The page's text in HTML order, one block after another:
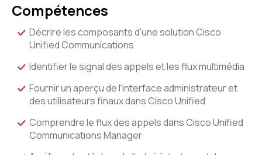
Compétences
Décrire les composants d'une solution Cisco
Unified Communications
Identifier le signal des appels et les flux multimédia
Fournir un aperçu de l'interface administrateur et
des utilisateurs finaux dans Cisco Unified
Comprendre le flux des appels dans Cisco Unified
Communications Manager